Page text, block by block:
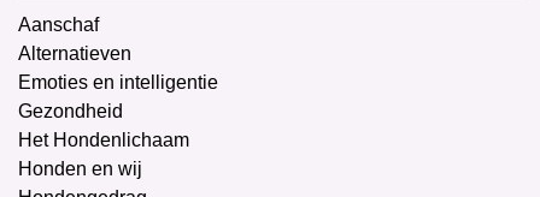
Aanschaf
Alternatieven
Emoties en intelligentie
Gezondheid
Het Hondenlichaam
Honden en wij